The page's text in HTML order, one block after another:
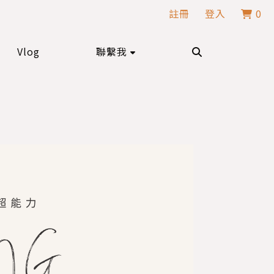
註冊 登入 0
Vlog 聯繫我